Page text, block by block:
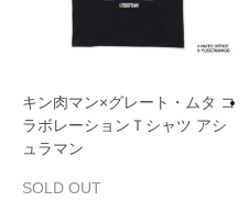
キン肉マン×グレート・ムタ コ
ラボレーションＴシャツ アシ
ュラマン
SOLD OUT